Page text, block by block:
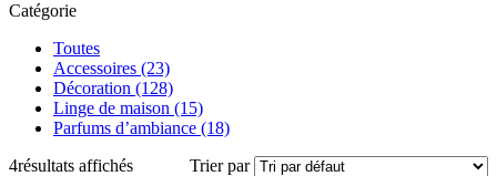
Catégorie
Toutes
Accessoires (23)
Décoration (128)
Linge de maison (15)
Parfums d’ambiance (18)
4résultats affichés Trier par